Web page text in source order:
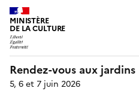
MINISTÈRE
DE LA CULTURE
Rendez-vous aux jardins
5, 6 et 7 juin 2026